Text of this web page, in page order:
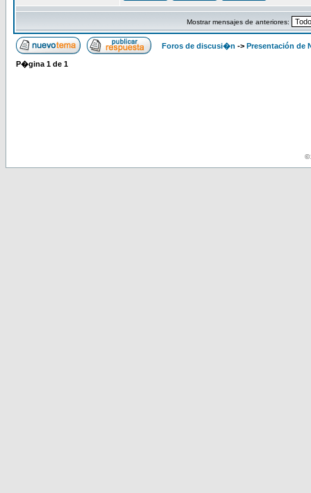
Mostrar mensajes de anteriores:
Foros de discusi�n -> Presentación de
P�gina 1 de 1
©